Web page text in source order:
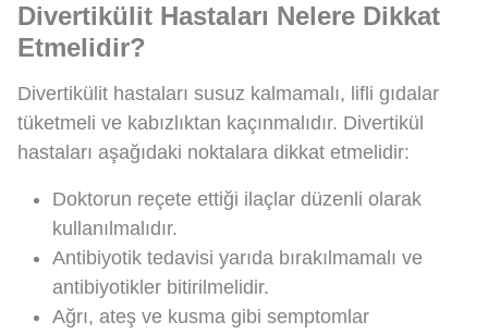
Divertikülit Hastaları Nelere Dikkat
Etmelidir?
Divertikülit hastaları susuz kalmamalı, lifli gıdalar
tüketmeli ve kabızlıktan kaçınmalıdır. Divertikül
hastaları aşağıdaki noktalara dikkat etmelidir:
Doktorun reçete ettiği ilaçlar düzenli olarak
kullanılmalıdır.
Antibiyotik tedavisi yarıda bırakılmamalı ve
antibiyotikler bitirilmelidir.
Ağrı, ateş ve kusma gibi semptomlar